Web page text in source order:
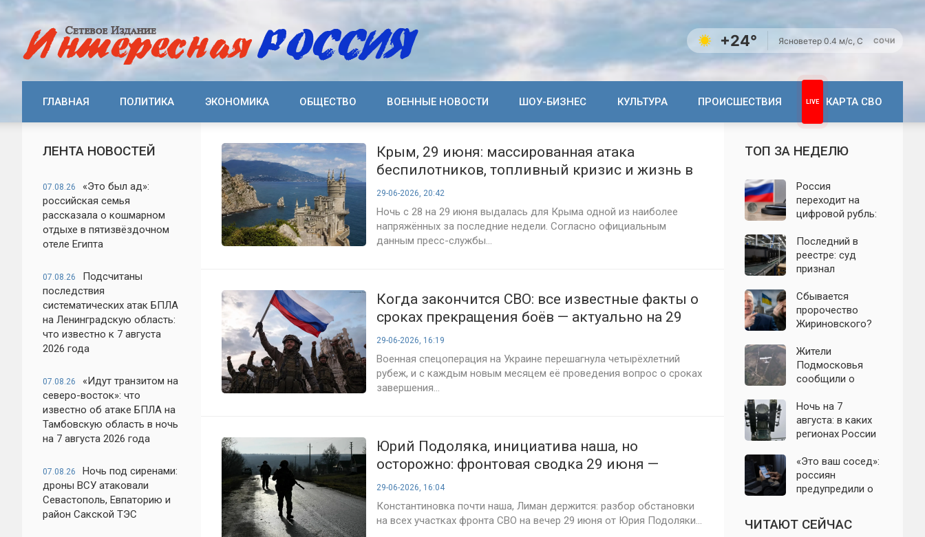
+24° Ясноветер 0.4 м/с, С СОЧИ
ГЛАВНАЯ ПОЛИТИКА ЭКОНОМИКА ОБЩЕСТВО ВОЕННЫЕ НОВОСТИ ШОУ-БИЗНЕС КУЛЬТУРА ПРОИСШЕСТВИЯ КАРТА СВО
ЛЕНТА НОВОСТЕЙ
07.08.26
«Это был ад»:
российская семья
рассказала о кошмарном
отдыхе в пятизвёздочном
отеле Египта
07.08.26
Подсчитаны
последствия
систематических атак БПЛА
на Ленинградскую область:
что известно к 7 августа
2026 года
07.08.26
«Идут транзитом на
северо-восток»: что
известно об атаке БПЛА на
Тамбовскую область в ночь
на 7 августа 2026 года
07.08.26
Ночь под сиренами:
дроны ВСУ атаковали
Севастополь, Евпаторию и
район Сакской ТЭС
Крым, 29 июня: массированная атака
беспилотников, топливный кризис и жизнь в
режиме чрезвычайной ситуации
29-06-2026, 20:42
Ночь с 28 на 29 июня выдалась для Крыма одной из наиболее
напряжённых за последние недели. Согласно официальным
данным пресс-службы...
Когда закончится СВО: все известные факты о
сроках прекращения боёв — актуально на 29
июня 2026 года
29-06-2026, 16:19
Военная спецоперация на Украине перешагнула четырёхлетний
рубеж, и с каждым новым месяцем её проведения вопрос о сроках
завершения...
Юрий Подоляка, инициатива наша, но
осторожно: фронтовая сводка 29 июня —
успехи, угрозы и тревожные сигналы
29-06-2026, 16:04
Константиновка почти наша, Лиман держится: разбор обстановки
на всех участках фронта СВО на вечер 29 июня от Юрия Подоляки...
ТОП ЗА НЕДЕЛЮ
Россия
переходит на
цифровой рубль:
систему сравнили
с моделью СССР
Последний в
реестре: суд
признал
единственного
российского
производителя
Сбывается
пророчество
Жириновского?
Зеленский вновь
отказался от
выборов на
Жители
Подмосковья
сообщили о
обнародованы
подробности о
налёте
августа
Ночь на 7
августа: в каких
регионах России
атаки БПЛА и
какие аэропорты
вводили
«Это ваш сосед»:
россиян
предупредили о
мошенников с
опасными
ЧИТАЮТ СЕЙЧАС